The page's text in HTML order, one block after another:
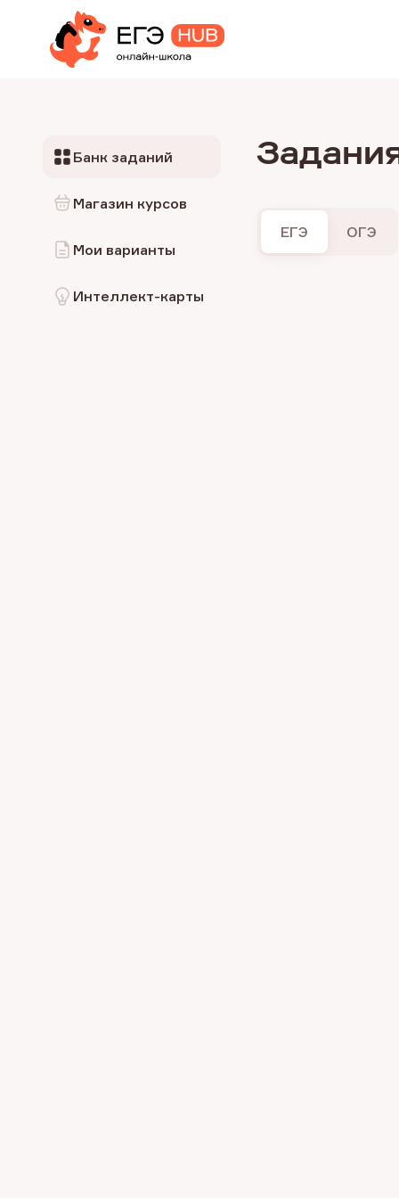
Банк заданий
Магазин курсов
Мои варианты
Интеллект-карты
ЕГЭ ОГЭ